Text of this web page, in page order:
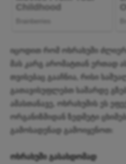
იცოდით რომ ოხრახუში
მას კარგ არომატთან ერთად
თვისებაც გააჩნია, რისი
გათავისუფლებთ საშარდე
ამასთანავე, ოხრახუშის ეს
ორგანიზმიდან ზედმეტი
გამოსადენად გამოიყენოთ:
ოხრახუში გასახდომად